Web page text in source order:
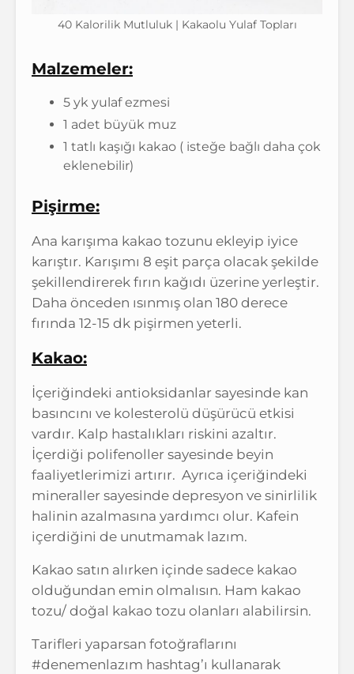
40 Kalorilik Mutluluk | Kakaolu Yulaf Topları
Malzemeler:
5 yk yulaf ezmesi
1 adet büyük muz
1 tatlı kaşığı kakao ( isteğe bağlı daha çok
eklenebilir)
Pişirme:
Ana karışıma kakao tozunu ekleyip iyice
karıştır. Karışımı 8 eşit parça olacak şekilde
şekillendirerek fırın kağıdı üzerine yerleştir.
Daha önceden ısınmış olan 180 derece
fırında 12-15 dk pişirmen yeterli.
Kakao:
İçeriğindeki antioksidanlar sayesinde kan
basıncını ve kolesterolü düşürücü etkisi
vardır. Kalp hastalıkları riskini azaltır.
İçerdiği polifenoller sayesinde beyin
faaliyetlerimizi artırır. Ayrıca içeriğindeki
mineraller sayesinde depresyon ve sinirlilik
halinin azalmasına yardımcı olur. Kafein
içerdiğini de unutmamak lazım.
Kakao satın alırken içinde sadece kakao
olduğundan emin olmalısın. Ham kakao
tozu/ doğal kakao tozu olanları alabilirsin.
Tarifleri yaparsan fotoğraflarını
#denemenlazım hashtag’ı kullanarak